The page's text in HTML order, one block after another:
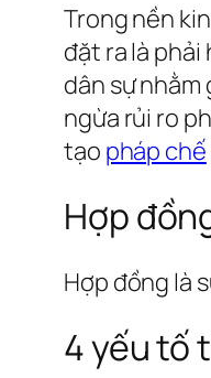
Trong nền
đặt ra là
dân sự nhằm
ngừa rủi ro
tạo pháp chế
Hợp
Hợp đồng là
4 yếu tố